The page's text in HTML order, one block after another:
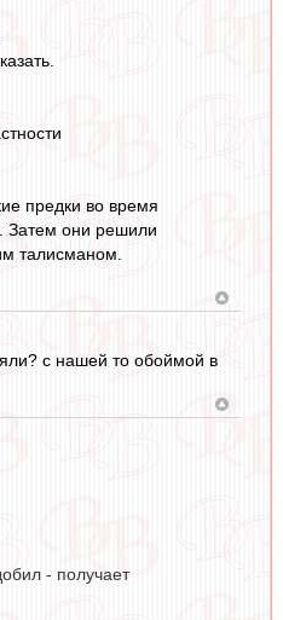
предки во время
Затем они решили
талисманом.
с нашей то обоймой в
- получает